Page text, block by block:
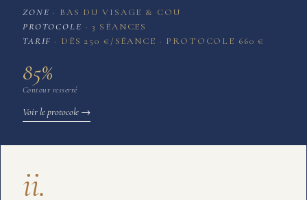
ZONE
BAS DU VISAGE & COU
PROTOCOLE
3 SÉANCES
TARIF
DÈS 250 €/SÉANCE · PROTOCOLE 660 €
85%
Contour resserré
Voir le protocole →
ii.